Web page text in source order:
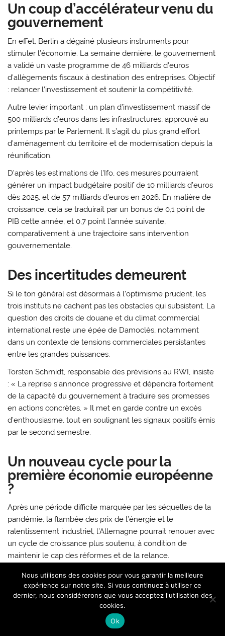
Un coup d’accélérateur venu du
gouvernement
En effet, Berlin a dégainé plusieurs instruments pour
stimuler l’économie. La semaine dernière, le gouvernement
a validé un vaste programme de 46 milliards d’euros
d’allègements fiscaux à destination des entreprises. Objectif
: relancer l’investissement et soutenir la compétitivité.
Autre levier important : un plan d’investissement massif de
500 milliards d’euros dans les infrastructures, approuvé au
printemps par le Parlement. Il s’agit du plus grand effort
d’aménagement du territoire et de modernisation depuis la
réunification.
D’après les estimations de l’Ifo, ces mesures pourraient
générer un impact budgétaire positif de 10 milliards d’euros
dès 2025, et de 57 milliards d’euros en 2026. En matière de
croissance, cela se traduirait par un bonus de 0,1 point de
PIB cette année, et 0,7 point l’année suivante,
comparativement à une trajectoire sans intervention
gouvernementale.
Des incertitudes demeurent
Si le ton général est désormais à l’optimisme prudent, les
trois instituts ne cachent pas les obstacles qui subsistent. La
question des droits de douane et du climat commercial
international reste une épée de Damoclès, notamment
dans un contexte de tensions commerciales persistantes
entre les grandes puissances.
Torsten Schmidt, responsable des prévisions au RWI, insiste
: « La reprise s’annonce progressive et dépendra fortement
de la capacité du gouvernement à traduire ses promesses
en actions concrètes. » Il met en garde contre un excès
d’enthousiasme, tout en soulignant les signaux positifs émis
par le second semestre.
Un nouveau cycle pour la
première économie européenne
?
Après une période difficile marquée par les séquelles de la
pandémie, la flambée des prix de l’énergie et le
ralentissement industriel, l’Allemagne pourrait renouer avec
un cycle de croissance plus soutenu, à condition de
maintenir le cap des réformes et de la relance.
Les ajustements récents des prévisions économiques
témoignent d’un changement de climat. Les instituts,
jusqu’ici très prudents, misent désormais sur un retour
progressif à une croissance modérée mais stable, nourrie
par l’investissement public et le redressement de la
Nous utilisons des cookies pour vous garantir la meilleure
expérience sur notre site. Si vous continuez à utiliser ce
dernier, nous considérerons que vous acceptez l'utilisation des
cookies.
Ok